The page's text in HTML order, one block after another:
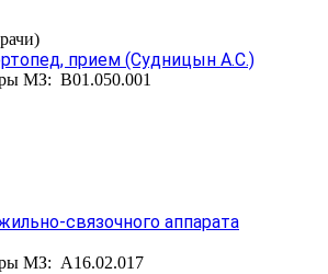
прием (Судницын А.С.)
МЗ: B01.050.001
связочного аппарата
МЗ: A16.02.017